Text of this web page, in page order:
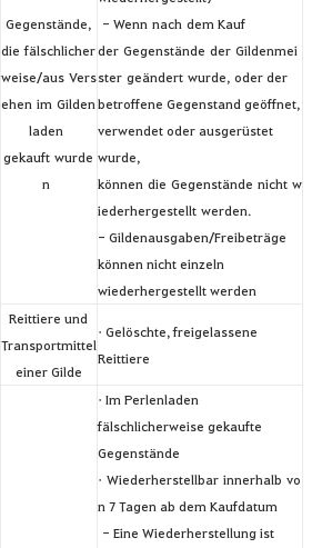
Gegenstände,
die fälschlicher
weise/aus Vers
ehen im Gilden
laden
gekauft wurde
n
- Wenn nach dem Kauf
der Gegenstände der Gildenmei
ster geändert wurde, oder der
betroffene Gegenstand geöffnet,
verwendet oder ausgerüstet
wurde,
können die Gegenstände nicht w
iederhergestellt werden.
- Gildenausgaben/Freibeträge
können nicht einzeln
wiederhergestellt werden
Reittiere und
Transportmittel
einer Gilde
• Gelöschte, freigelassene
Reittiere
• Im Perlenladen
fälschlicherweise gekaufte
Gegenstände
• Wiederherstellbar innerhalb vo
n 7 Tagen ab dem Kaufdatum
- Eine Wiederherstellung ist